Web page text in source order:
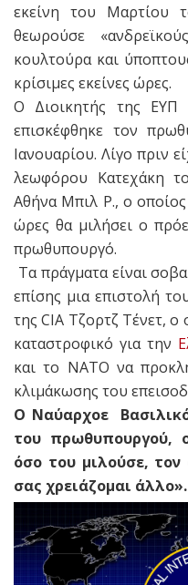
εκείνη του Μαρτίου
θεωρούσε
κουλτούρα και
κρίσιμες εκείνες ώρες.
Ο Διοικητής της ΕΥΠ
επισκέφθηκε τον
Ιανουαρίου. Λίγο πριν
λεωφόρου Κατεχάκη
Αθήνα Μπιλ P., ο
ώρες θα μιλήσει ο
πρωθυπουργό.
Τα πράγματα είναι
επίσης μια επιστολή
της CIA Τζορτζ Τένετ,
καταστροφικό για την
και το ΝΑΤΟ να
κλιμάκωσης του
Ο Ναύαρχοε
του πρωθυπουργού,
όσο του μιλούσε,
σας χρειάζομαι άλλο».